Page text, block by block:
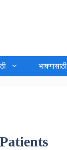
भाषणासाठी